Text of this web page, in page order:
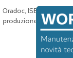
Oradoc, ISE e
produzione e
studio